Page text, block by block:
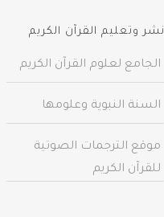
نشر وتعليم القرآن الكريم
الجامع لعلوم القرآن الكريم
السنة النبوية وعلومها
موقع الترجمات الصوتية
للقرآن الكريم